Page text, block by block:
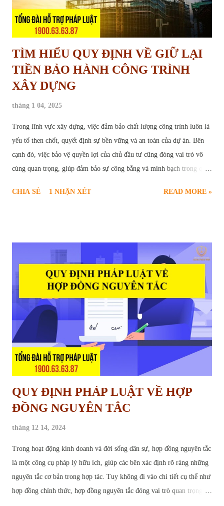
TÌM HIỂU QUY ĐỊNH VỀ GIỮ LẠI
TIỀN BẢO HÀNH CÔNG TRÌNH
XÂY DỰNG
tháng 1 04, 2025
Trong lĩnh vực xây dựng, việc đảm bảo chất lượng công trình luôn là
yếu tố then chốt, quyết định sự bền vững và an toàn của dự án. Bên
cạnh đó, việc bảo vệ quyền lợi của chủ đầu tư cũng đóng vai trò vô
cùng quan trọng, giúp đảm bảo sự công bằng và minh bạch trong quá
thành một điều khoản phổ biến, được quy định rõ ràng trong các hợp
và toàn diện về quy định giữ lại tiền bảo hành công trình xây dựng.
Khi nào được giữ tiền bảo hành nhà ở của nhà thầu Mục Đích Giữ Lại
Tiền Bảo Hành Công Trình Tiền bảo hành công trình, về bản chất, là
sau khi công trình hoàn thành. Khoản tiền này đóng vai trò như một
"cam kết" từ phía nhà t...
CHIA SẺ 1 NHẬN XÉT READ MORE »
QUY ĐỊNH PHÁP LUẬT VỀ HỢP
ĐỒNG NGUYÊN TẮC
tháng 12 14, 2024
Trong hoạt động kinh doanh và đời sống dân sự, hợp đồng nguyên tắc
là một công cụ pháp lý hữu ích, giúp các bên xác định rõ ràng những
nguyên tắc cơ bản trong hợp tác. Tuy không đi vào chi tiết cụ thể như
hợp đồng chính thức, hợp đồng nguyên tắc đóng vai trò quan trọng,